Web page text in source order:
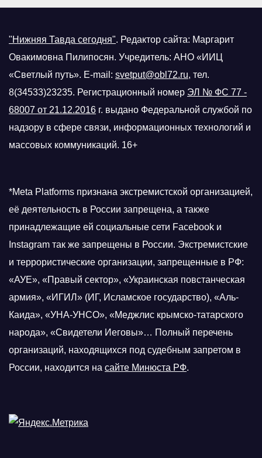
"Нижняя Тавда сегодня". Редактор сайта: Маргарит
Овакимовна Пилипосян. Учредитель: АНО «ИИЦ
«Светлый путь». E-mail: svetput@obl72.ru, тел.
8(34533)23235. Регистрационный номер ЭЛ № ФС 77 -
68007 от 21.12.2016 г. выдано Федеральной службой по
надзору в сфере связи, информационных технологий и
массовых коммуникаций. 16+
*Meta Platforms признана экстремистской организацией,
её деятельность в России запрещена, а также
принадлежащие ей социальные сети Facebook и
Instagram так же запрещены в России. Экстремистские
и террористические организации, запрещенные в РФ:
«АУЕ», «Правый сектор», «Украинская повстанческая
армия», «ИГИЛ» (ИГ, Исламское государство), «Аль-
Каида», «УНА-УНСО», «Меджлис крымско-татарского
народа», «Свидетели Иеговы»… Полный перечень
организаций, находящихся под судебным запретом в
России, находится на сайте Минюста РФ.